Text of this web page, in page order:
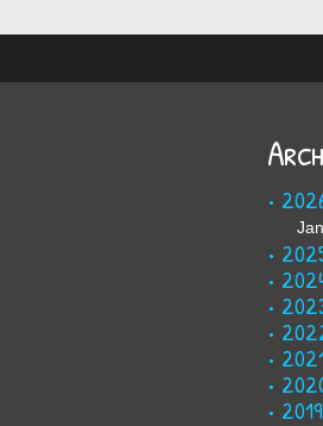
2019